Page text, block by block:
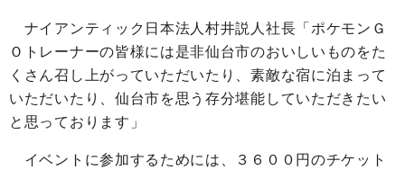
ナイアンティック日本法人村井説人社長「ポケモンＧ
Ｏトレーナーの皆様には是非仙台市のおいしいものをた
くさん召し上がっていただいたり、素敵な宿に泊まって
いただいたり、仙台市を思う存分堪能していただきたい
と思っております」
イベントに参加するためには、３６００円のチケット